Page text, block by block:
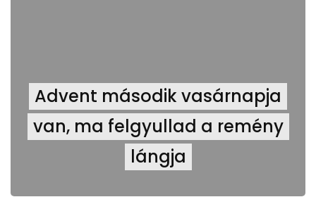
Advent második vasárnapja
van, ma felgyullad a remény
lángja